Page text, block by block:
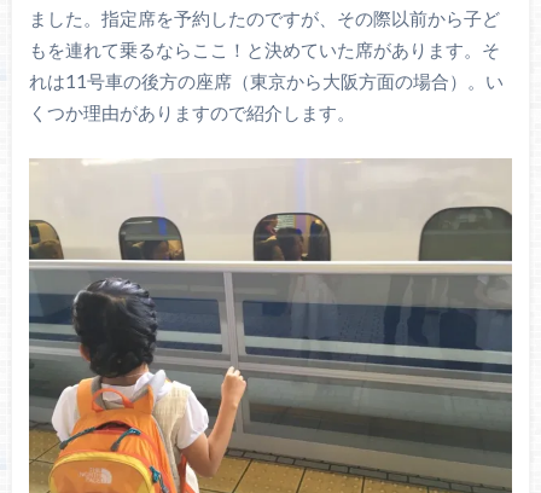
ました。指定席を予約したのですが、その際以前から子ど
もを連れて乗るならここ！と決めていた席があります。そ
れは11号車の後方の座席（東京から大阪方面の場合）。い
くつか理由がありますので紹介します。